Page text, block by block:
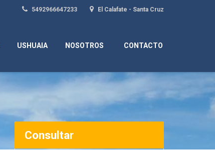
5492966647233 El Calafate - Santa Cruz
USHUAIA NOSOTROS CONTACTO
Consultar